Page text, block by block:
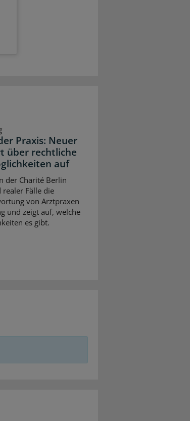
Praxis: Neuer
über rechtliche
auf
der Charité Berlin
Fälle die
von Arztpraxen
und zeigt auf, welche
es gibt.